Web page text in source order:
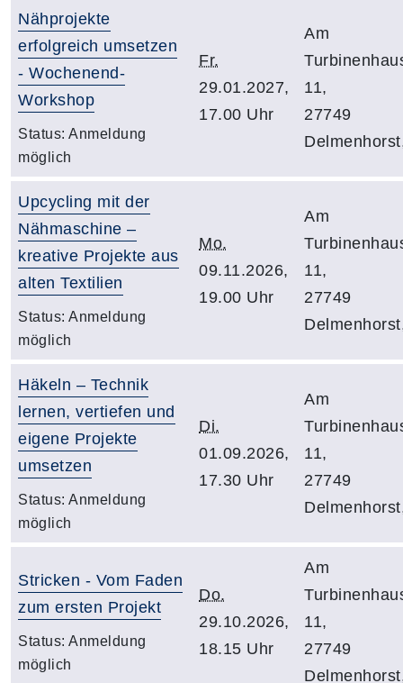
Nähprojekte
erfolgreich umsetzen
- Wochenend-
Workshop
Status: Anmeldung
möglich
Fr.
29.01.2027,
17.00 Uhr
Am
11,
27749
Upcycling mit der
Nähmaschine –
kreative Projekte aus
alten Textilien
Status: Anmeldung
möglich
Mo.
09.11.2026,
19.00 Uhr
Am
11,
27749
Häkeln – Technik
lernen, vertiefen und
eigene Projekte
umsetzen
Status: Anmeldung
möglich
Di.
01.09.2026,
17.30 Uhr
Am
11,
27749
Stricken - Vom Faden
zum ersten Projekt
Status: Anmeldung
möglich
Do.
29.10.2026,
18.15 Uhr
Am
11,
27749